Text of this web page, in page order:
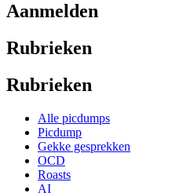
Aanmelden
Rubrieken
Rubrieken
Alle picdumps
Picdump
Gekke gesprekken
OCD
Roasts
AI